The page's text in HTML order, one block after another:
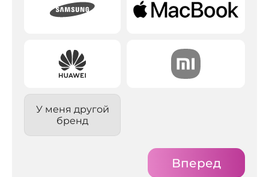
У меня другой
бренд
Вперед